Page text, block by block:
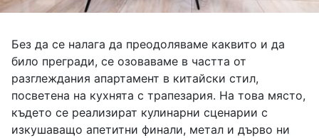
Без да се налага да преодоляваме каквито и да
било прегради, се озоваваме в частта от
разглеждания апартамент в китайски стил,
посветена на кухнята с трапезария. На това място,
където се реализират кулинарни сценарии с
изкушаващо апетитни финали, метал и дърво ни